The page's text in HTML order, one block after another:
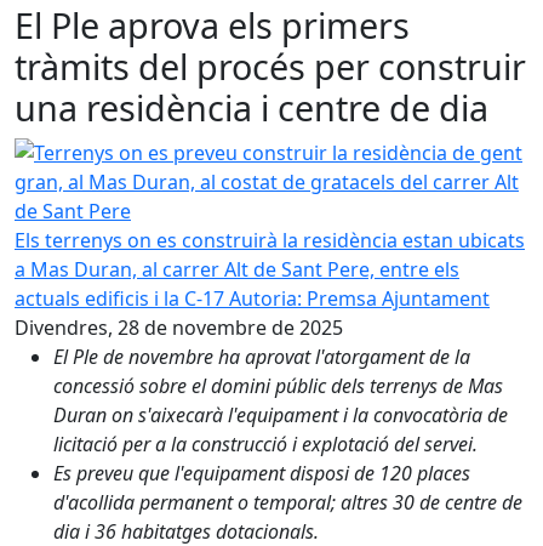
El Ple aprova els primers
tràmits del procés per construir
una residència i centre de dia
Terrenys on es preveu construir la residència de gent
Els terrenys on es construirà la residència estan ubicats
a Mas Duran, al carrer Alt de Sant Pere, entre els
actuals edificis i la C-17Autoria: Premsa Ajuntament
Divendres, 28 de novembre de 2025
El Ple de novembre ha aprovat l'atorgament de la
concessió sobre el domini públic dels terrenys de Mas
Duran on s'aixecarà l'equipament i la convocatòria de
licitació per a la construcció i explotació del servei.
Es preveu que l'equipament disposi de 120 places
d'acollida permanent o temporal; altres 30 de centre de
dia i 36 habitatges dotacionals.